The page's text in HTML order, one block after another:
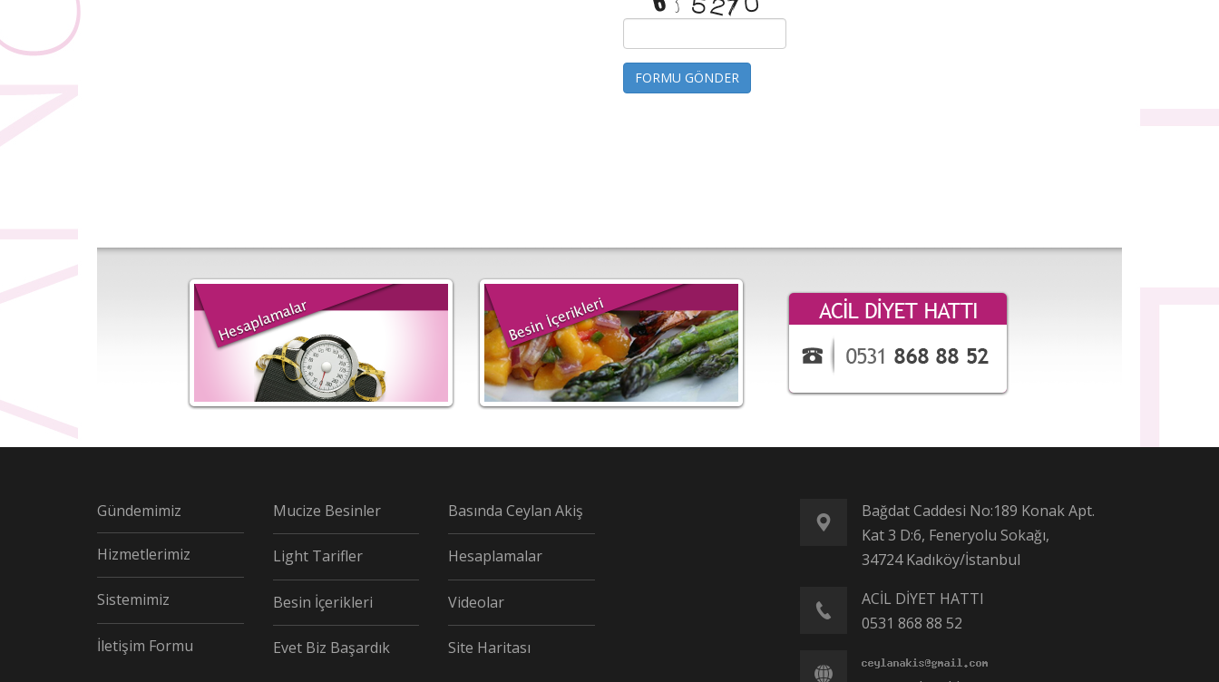
FORMU GÖNDER
Gündemimiz
Hizmetlerimiz
Sistemimiz
İletişim Formu
Mucize Besinler
Light Tarifler
Besin İçerikleri
Evet Biz Başardık
Basında Ceylan Akiş
Hesaplamalar
Videolar
Site Haritası
Bağdat Caddesi No:189 Konak Apt.
Kat 3 D:6, Feneryolu Sokağı,
34724 Kadıköy/İstanbul
ACİL DİYET HATTI
0531 868 88 52